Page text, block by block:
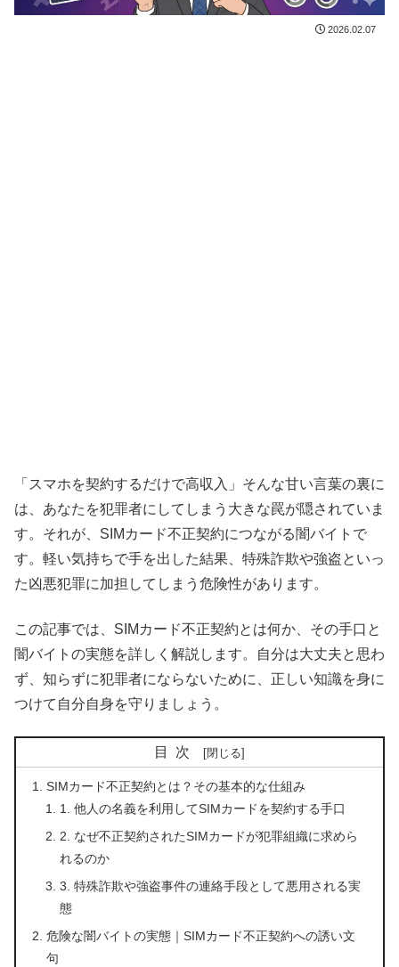
2026.02.07
「スマホを契約するだけで高収入」そんな甘い言葉の裏に
は、あなたを犯罪者にしてしまう大きな罠が隠されていま
す。それが、SIMカード不正契約につながる闇バイトで
す。軽い気持ちで手を出した結果、特殊詐欺や強盗といっ
た凶悪犯罪に加担してしまう危険性があります。
この記事では、SIMカード不正契約とは何か、その手口と
闇バイトの実態を詳しく解説します。自分は大丈夫と思わ
ず、知らずに犯罪者にならないために、正しい知識を身に
つけて自分自身を守りましょう。
目次
SIMカード不正契約とは？その基本的な仕組み
1. 他人の名義を利用してSIMカードを契約する手口
2. なぜ不正契約されたSIMカードが犯罪組織に求めら
れるのか
3. 特殊詐欺や強盗事件の連絡手段として悪用される実
態
危険な闇バイトの実態｜SIMカード不正契約への誘い文
句